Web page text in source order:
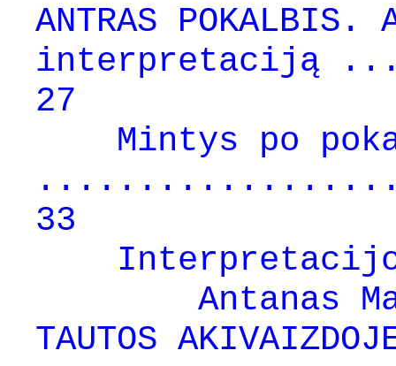
ANTRAS
27
Mintys po
33
Antanas
TAUTOS